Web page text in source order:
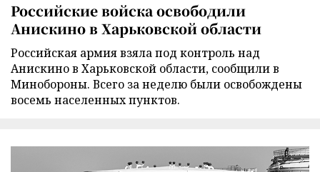
Российские войска освободили
Анискино в Харьковской области
Российская армия взяла под контроль над
Анискино в Харьковской области, сообщили в
Минобороны. Всего за неделю были освобождены
восемь населенных пунктов.